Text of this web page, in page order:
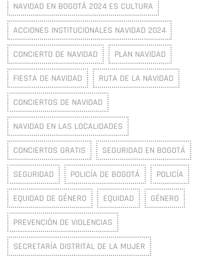
NAVIDAD EN BOGOTÁ 2024 ES CULTURA
ACCIONES INSTITUCIONALES NAVIDAD 2024
CONCIERTO DE NAVIDAD PLAN NAVIDAD
FIESTA DE NAVIDAD RUTA DE LA NAVIDAD
CONCIERTOS DE NAVIDAD
NAVIDAD EN LAS LOCALIDADES
CONCIERTOS GRATIS SEGURIDAD EN BOGOTÁ
SEGURIDAD POLICÍA DE BOGOTÁ POLICÍA
EQUIDAD DE GÉNERO EQUIDAD GÉNERO
PREVENCIÓN DE VIOLENCIAS
SECRETARÍA DISTRITAL DE LA MUJER